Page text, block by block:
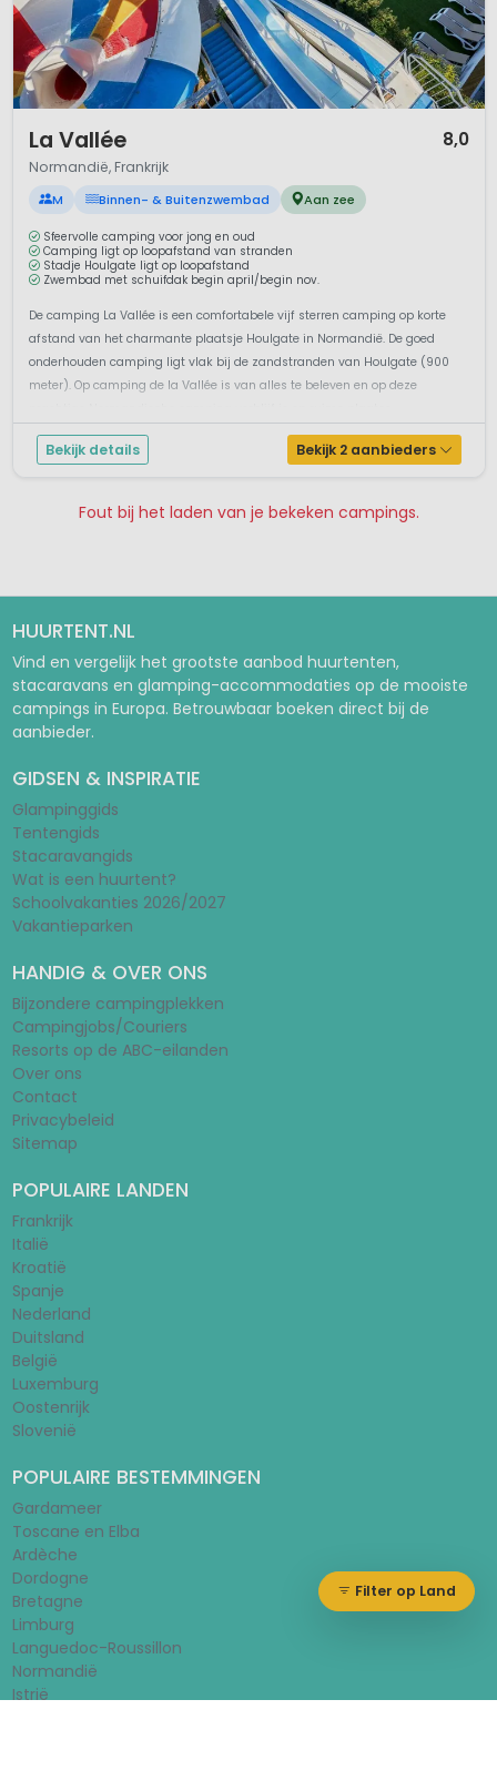
Filter op Land
La Vallée 8,0
Normandië, Frankrijk
M Binnen- & Buitenzwembad Aan zee
Sfeervolle camping voor jong en oud
Camping ligt op loopafstand van stranden
Stadje Houlgate ligt op loopafstand
Zwembad met schuifdak begin april/begin nov.
De camping La Vallée is een comfortabele vijf sterren camping op korte
afstand van het charmante plaatsje Houlgate in Normandië. De goed
onderhouden camping ligt vlak bij de zandstranden van Houlgate (900
meter). Op camping de la Vallée is van alles te beleven en op deze
Bekijk details Bekijk 2 aanbieders
Fout bij het laden van je bekeken campings.
HUURTENT.NL
Vind en vergelijk het grootste aanbod huurtenten,
stacaravans en glamping-accommodaties op de mooiste
campings in Europa. Betrouwbaar boeken direct bij de
aanbieder.
GIDSEN & INSPIRATIE
Glampinggids
Tentengids
Stacaravangids
Wat is een huurtent?
Schoolvakanties 2026/2027
Vakantieparken
HANDIG & OVER ONS
Bijzondere campingplekken
Campingjobs/Couriers
Resorts op de ABC-eilanden
Over ons
Contact
Privacybeleid
Sitemap
POPULAIRE LANDEN
Frankrijk
Italië
Kroatië
Spanje
Nederland
Duitsland
België
Luxemburg
Oostenrijk
Slovenië
POPULAIRE BESTEMMINGEN
Gardameer
Toscane en Elba
Ardèche
Dordogne
Bretagne
Limburg
Languedoc-Roussillon
Normandië
Istrië